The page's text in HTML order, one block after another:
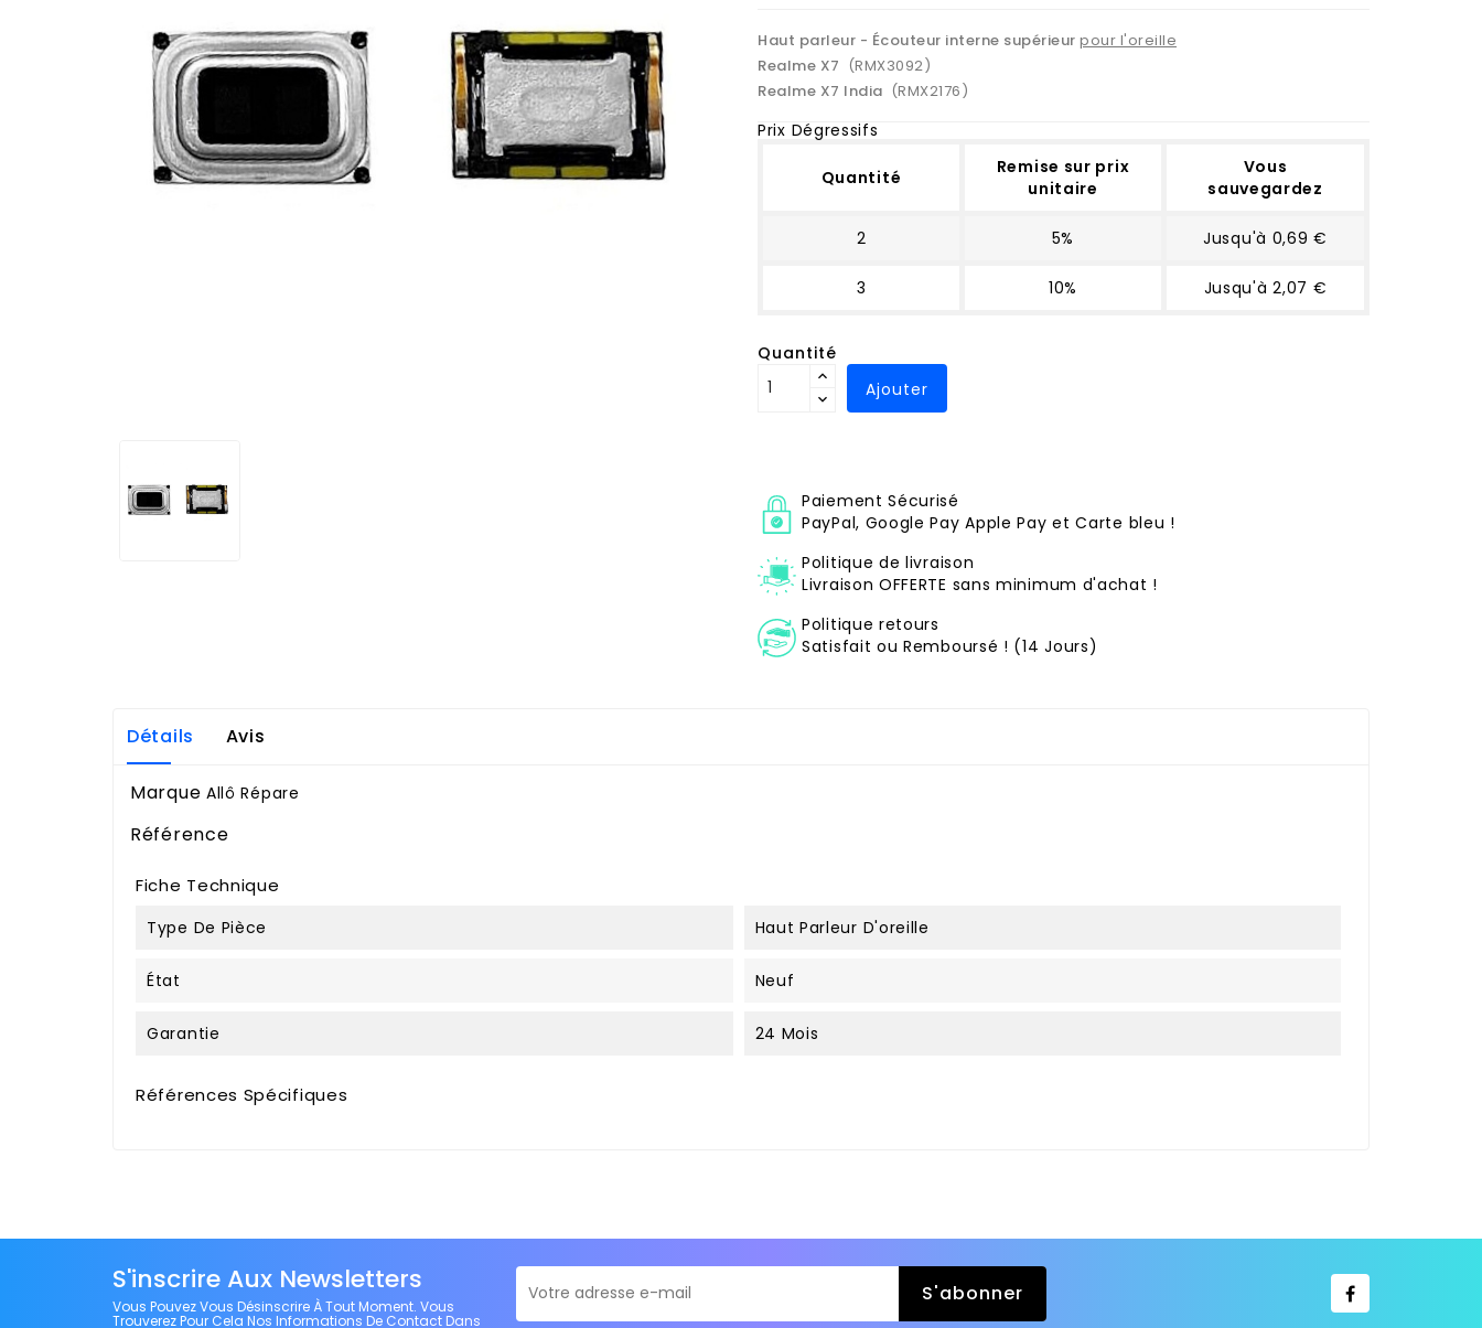
Haut parleur - Écouteur interne supérieur pour l'oreille
Realme X7 (RMX3092)
Realme X7 India (RMX2176)
Prix Dégressifs
Quantité
Remise sur prix
unitaire
Vous
sauvegardez
2 5% Jusqu'à 0,69 €
3 10% Jusqu'à 2,07 €
Quantité
Ajouter
Paiement Sécurisé
PayPal, Google Pay Apple Pay et Carte bleu !
Politique de livraison
Livraison OFFERTE sans minimum d'achat !
Politique retours
Satisfait ou Remboursé ! (14 Jours)
Détails Avis
Marque Allô Répare
Référence
Fiche Technique
Type De Pièce Haut Parleur D'oreille
État Neuf
Garantie 24 Mois
Références Spécifiques
S'inscrire Aux Newsletters
Vous Pouvez Vous Désinscrire À Tout Moment. Vous
Trouverez Pour Cela Nos Informations De Contact Dans